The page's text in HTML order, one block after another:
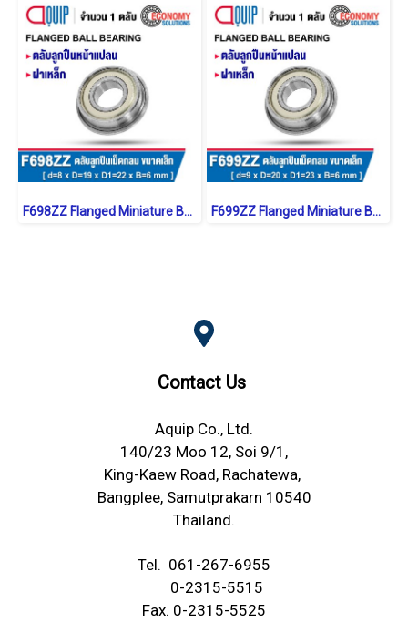
F698ZZ Flanged Miniature Ball Bearings Sheild Type F699ZZ Flanged Miniature Ball Bearings Sheild Type
Contact Us
Aquip Co., Ltd.
140/23 Moo 12, Soi 9/1,
King-Kaew Road, Rachatewa,
Bangplee, Samutprakarn 10540
Thailand.
Tel. 061-267-6955
0-2315-5515
Fax. 0-2315-5525